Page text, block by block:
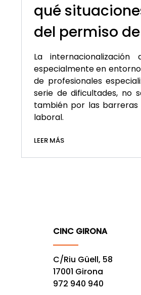
qué
del permiso
La
especialmente en
de profesionales
serie de dificultades, no
también por las
laboral.
LEER MÁS
CINC GIRONA
C/Riu Güell, 58
17001 Girona
972 940 940